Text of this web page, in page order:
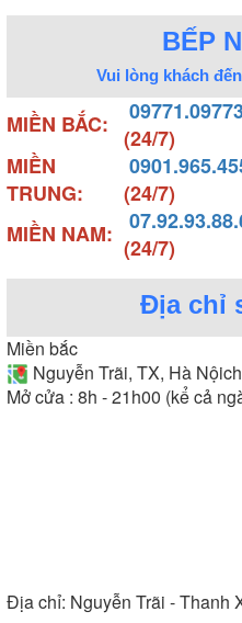
BẾP
Vui lòng khách
MIỀN BẮC: (24/7)
MIỀN
TRUNG:
(24/7)
MIỀN NAM: (24/7)
Địa chỉ
Miền bắc
Nguyễn Trãi, TX, Hà Nội
Mở cửa : 8h - 21h00 (kể cả
Địa chỉ: Nguyễn Trãi - Thanh